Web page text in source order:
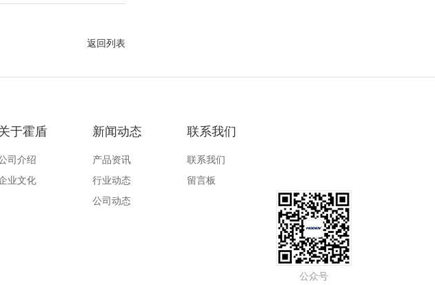
返回列表
于霍盾
司介绍
业文化
新闻动态
产品资讯
行业动态
公司动态
联系我们
联系我们
留言板
公众号